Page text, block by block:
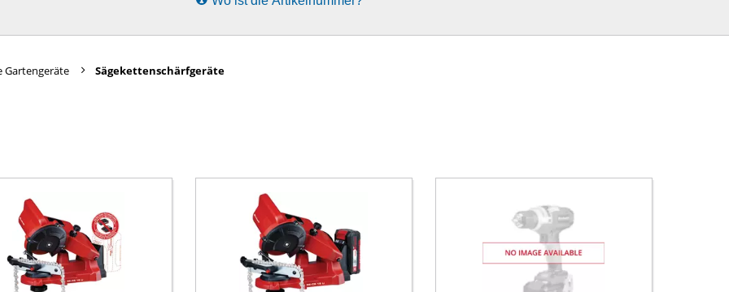
Benzin-Rasentrimmer
Akku-Sensen
Akku-Heckenscheren
Benzin-Heckenscheren
Teleskop-Heckenscheren
Gartengeräte Sägekettenschärfgeräte